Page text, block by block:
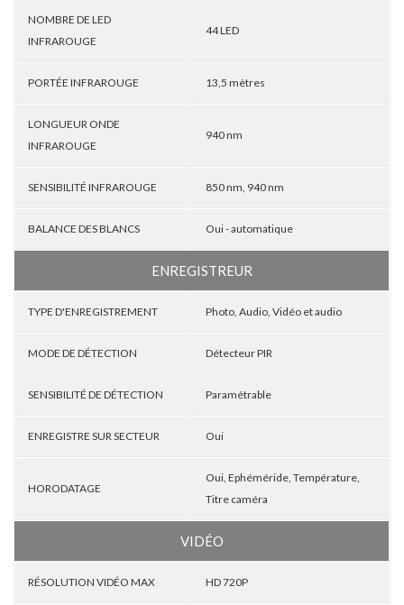
NOMBRE DE LED
INFRAROUGE
44 LED
PORTÉE INFRAROUGE 13,5 mètres
LONGUEUR ONDE
INFRAROUGE
940 nm
SENSIBILITÉ INFRAROUGE 850 nm, 940 nm
BALANCE DES BLANCS Oui - automatique
ENREGISTREUR
TYPE D'ENREGISTREMENT Photo, Audio, Vidéo et audio
MODE DE DÉTECTION Détecteur PIR
SENSIBILITÉ DE DÉTECTION Paramétrable
ENREGISTRE SUR SECTEUR Oui
HORODATAGE
Oui, Ephéméride, Température,
Titre caméra
VIDÉO
RÉSOLUTION VIDÉO MAX HD 720P